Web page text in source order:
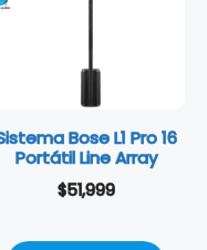
Bose L1 Pro 16
Portátil Line Array
$51,999